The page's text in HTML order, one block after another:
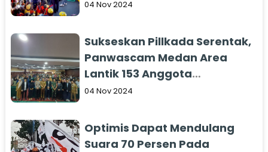
04 Nov 2024
Sukseskan Pillkada Serentak,
Panwascam Medan Area
Lantik 153 Anggota
Pengawas di TPS
04 Nov 2024
Optimis Dapat Mendulang
Suara 70 Persen Pada